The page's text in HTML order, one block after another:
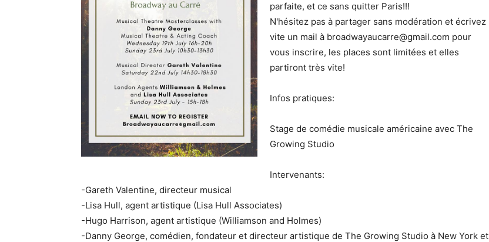
parfaite, et ce sans quitter Paris!!!
N'hésitez pas à partager sans modération et écrivez
vite un mail à broadwayaucarre@gmail.com pour
vous inscrire, les places sont limitées et elles
partiront très vite!
Infos pratiques:
Stage de comédie musicale américaine avec The
Growing Studio
Intervenants:
-Gareth Valentine, directeur musical
-Lisa Hull, agent artistique (Lisa Hull Associates)
-Hugo Harrison, agent artistique (Williamson and Holmes)
-Danny George, comédien, fondateur et directeur artistique de The Growing Studio à New York et